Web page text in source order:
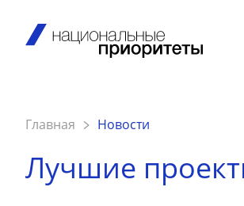
Главная Новости
Лучшие